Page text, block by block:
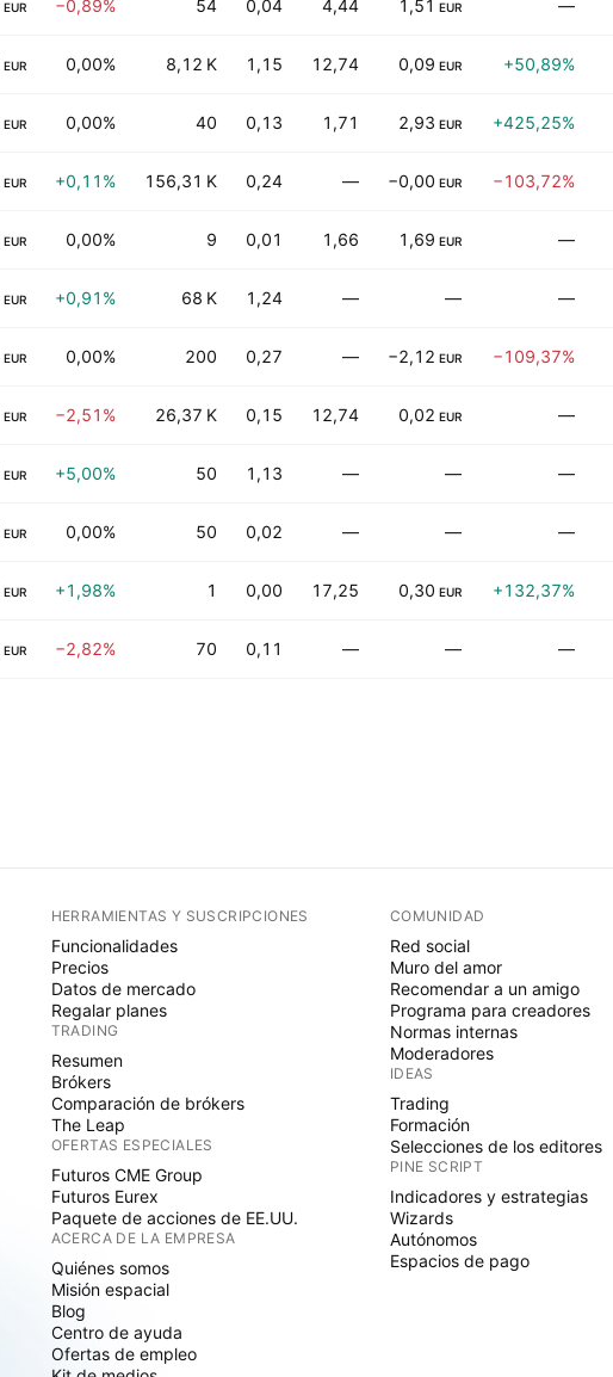
EUR −0,89% 54 0,04 4,44 1,51 EUR —
EUR 0,00% 8,12 K 1,15 12,74 0,09 EUR +50,89%
EUR 0,00% 40 0,13 1,71 2,93 EUR +425,25%
EUR +0,11% 156,31 K 0,24 — −0,00 EUR −103,72%
EUR 0,00% 9 0,01 1,66 1,69 EUR —
EUR +0,91% 68 K 1,24 — — —
EUR 0,00% 200 0,27 — −2,12 EUR −109,37%
EUR −2,51% 26,37 K 0,15 12,74 0,02 EUR —
EUR +5,00% 50 1,13 — — —
EUR 0,00% 50 0,02 — — —
EUR +1,98% 1 0,00 17,25 0,30 EUR +132,37%
EUR −2,82% 70 0,11 — — —
HERRAMIENTAS Y SUSCRIPCIONES
Funcionalidades
Precios
Datos de mercado
Regalar planes
TRADING
Resumen
Brókers
Comparación de brókers
The Leap
OFERTAS ESPECIALES
Futuros CME Group
Futuros Eurex
Paquete de acciones de EE.UU.
ACERCA DE LA EMPRESA
Quiénes somos
Misión espacial
Blog
Centro de ayuda
Ofertas de empleo
COMUNIDAD
Red social
Muro del amor
Recomendar a un amigo
Programa para creadores
Normas internas
Moderadores
IDEAS
Trading
Formación
Selecciones de los editores
PINE SCRIPT
Indicadores y estrategias
Wizards
Autónomos
Espacios de pago